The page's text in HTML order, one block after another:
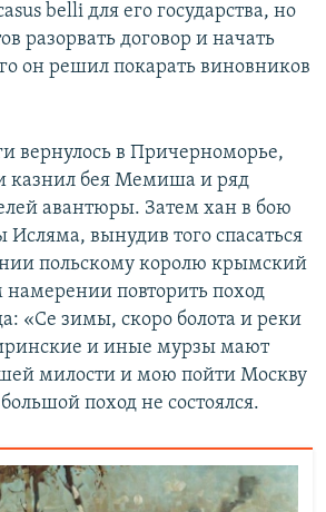
belli для его государства, но
разорвать договор и начать
он решил покарать виновников
вернулось в Причерноморье,
казнил бея Мемиша и ряд
авантюры. Затем хан в бою
Исляма, вынудив того спасаться
польскому королю крымский
намерении повторить поход
«Се зимы, скоро болота и реки
и иные мурзы мают
милости и мою пойти Москву
поход не состоялся.